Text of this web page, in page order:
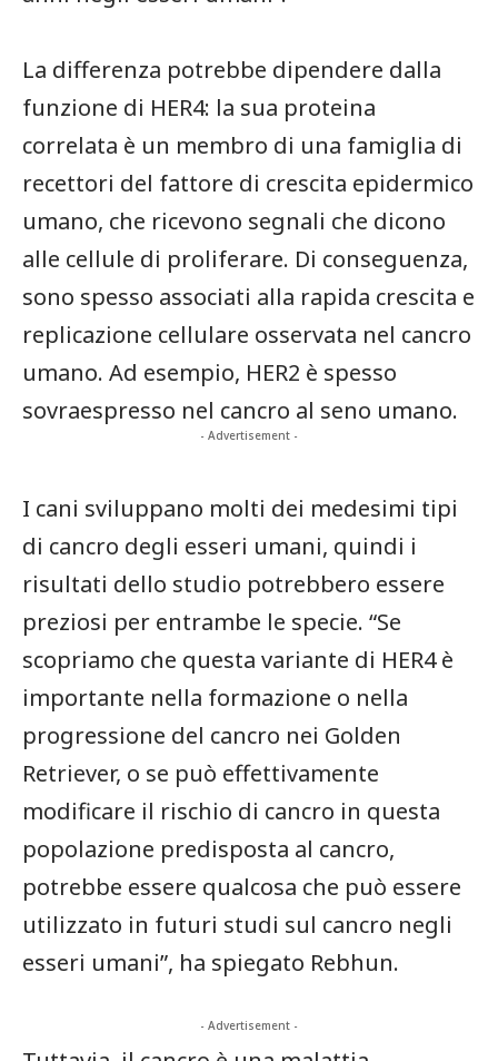
La differenza potrebbe dipendere dalla
funzione di HER4: la sua proteina
correlata è un membro di una famiglia di
recettori del fattore di crescita epidermico
umano, che ricevono segnali che dicono
alle cellule di proliferare. Di conseguenza,
sono spesso associati alla rapida crescita e
replicazione cellulare osservata nel cancro
umano. Ad esempio, HER2 è spesso
sovraespresso nel cancro al seno umano.
- Advertisement -
I cani sviluppano molti dei medesimi tipi
di cancro degli esseri umani, quindi i
risultati dello studio potrebbero essere
preziosi per entrambe le specie. “Se
scopriamo che questa variante di HER4 è
importante nella formazione o nella
progressione del cancro nei Golden
Retriever, o se può effettivamente
modificare il rischio di cancro in questa
popolazione predisposta al cancro,
potrebbe essere qualcosa che può essere
utilizzato in futuri studi sul cancro negli
esseri umani”, ha spiegato Rebhun.
- Advertisement -